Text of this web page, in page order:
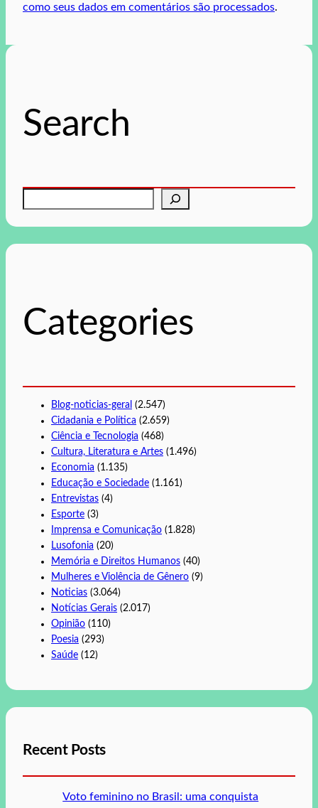
como seus dados em comentários são processados.
Search
aCategories
Blog-noticias-geral (2.547)
Cidadania e Política (2.659)
Ciência e Tecnologia (468)
Cultura, Literatura e Artes (1.496)
Economia (1.135)
Educação e Sociedade (1.161)
Entrevistas (4)
Esporte (3)
Imprensa e Comunicação (1.828)
Lusofonia (20)
Memória e Direitos Humanos (40)
Mulheres e Violência de Gênero (9)
Noticias (3.064)
Notícias Gerais (2.017)
Opinião (110)
Poesia (293)
Saúde (12)
Recent Posts
Voto feminino no Brasil: uma conquista